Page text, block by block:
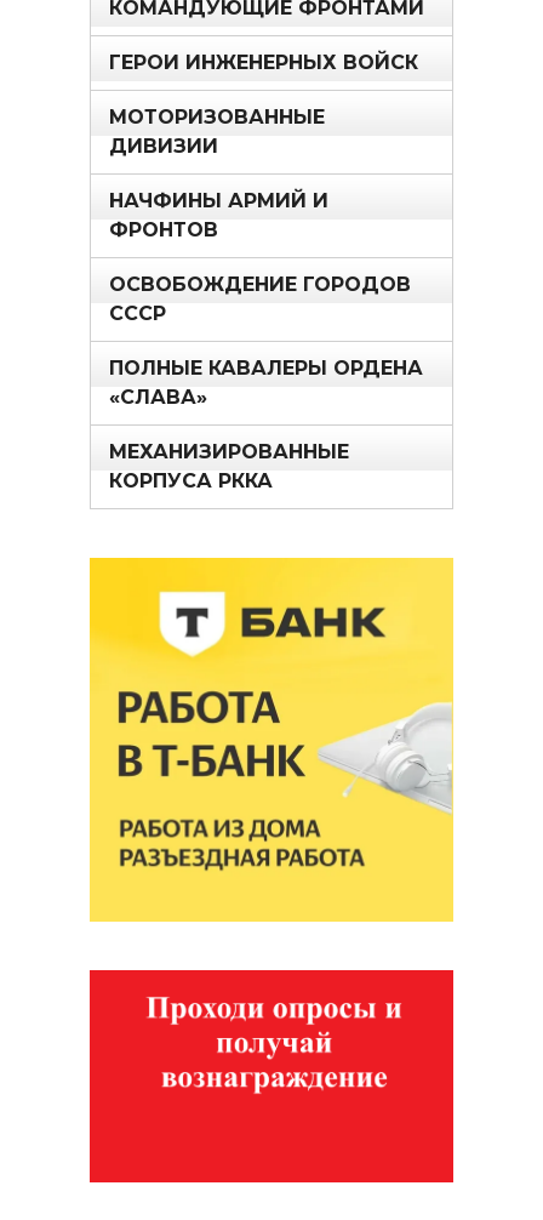
КОМАНДУЮЩИЕ ФРОНТАМИ
ГЕРОИ ИНЖЕНЕРНЫХ ВОЙСК
МОТОРИЗОВАННЫЕ
ДИВИЗИИ
НАЧФИНЫ АРМИЙ И
ФРОНТОВ
ОСВОБОЖДЕНИЕ ГОРОДОВ
СССР
ПОЛНЫЕ КАВАЛЕРЫ ОРДЕНА
«СЛАВА»
МЕХАНИЗИРОВАННЫЕ
КОРПУСА РККА